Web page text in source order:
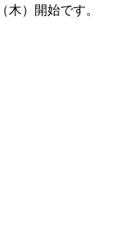
木）開始です。